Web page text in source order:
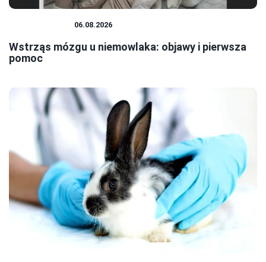
06.08.2026
Wstrząs mózgu u niemowlaka: objawy i pierwsza
pomoc